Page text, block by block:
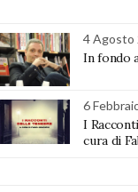
4 Agosto
In fondo
6
I
cura di